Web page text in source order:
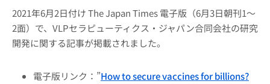
2021年6月2日付け The Japan Times 電子版（6月3日朝刊1～
2面）で、VLPセラピューティクス・ジャパン合同会社の研究
開発に関する記事が掲載されました。
電子版リンク：”How to secure vaccines for billions?